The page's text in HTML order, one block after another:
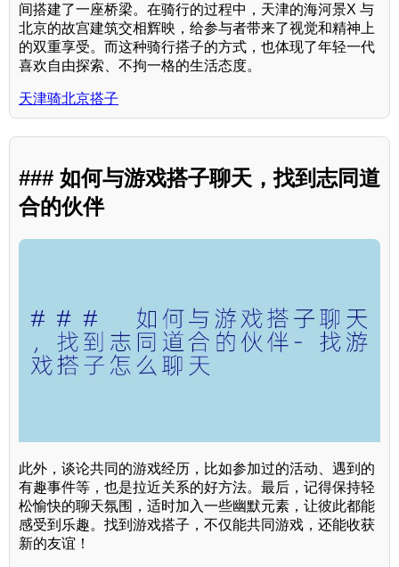
间搭建了一座桥梁。在骑行的过程中，天津的海河景X 与
北京的故宫建筑交相辉映，给参与者带来了视觉和精神上
的双重享受。而这种骑行搭子的方式，也体现了年轻一代
喜欢自由探索、不拘一格的生活态度。
天津骑北京搭子
### 如何与游戏搭子聊天，找到志同道
合的伙伴
此外，谈论共同的游戏经历，比如参加过的活动、遇到的
有趣事件等，也是拉近关系的好方法。最后，记得保持轻
松愉快的聊天氛围，适时加入一些幽默元素，让彼此都能
感受到乐趣。找到游戏搭子，不仅能共同游戏，还能收获
新的友谊！